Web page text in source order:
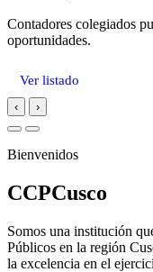
Contadores colegiados
oportunidades.
Ver listado
‹ ›
Bienvenidos
CCPCusco
Somos una institución
Públicos en la región
la excelencia en el